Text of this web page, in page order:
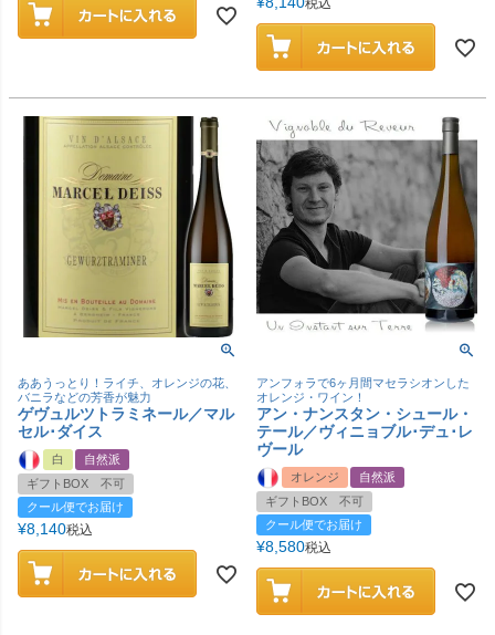
税込
ああうっとり！ライチ、オレンジの花、
バニラなどの芳香が魅力
ゲヴュルツトラミネール／マル
セル･ダイス
白
自然派
ギフトBOX 不可
クール便でお届け
¥8,140税込
アンフォラで6ヶ月間マセラシオンした
オレンジ・ワイン！
アン・ナンスタン・シュール・
テール／ヴィニョブル･デュ･レ
ヴール
オレンジ
自然派
ギフトBOX 不可
クール便でお届け
¥8,580税込